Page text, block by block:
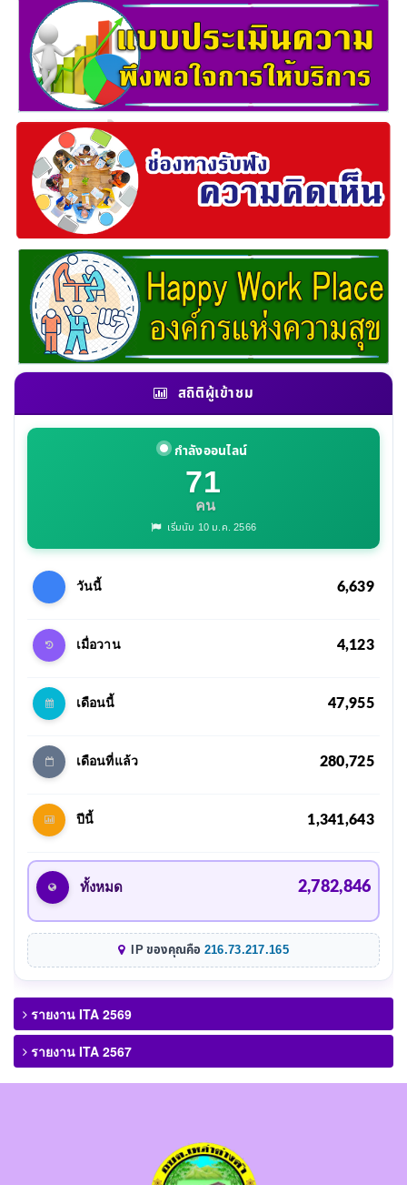
สถิติผู้เข้าชม
กำลังออนไลน์
71
คน
เริ่มนับ 10 ม.ค. 2566
วันนี้ 6,639
เมื่อวาน 4,123
เดือนนี้ 47,955
เดือนที่แล้ว 280,725
ปีนี้ 1,341,643
ทั้งหมด 2,782,846
IP ของคุณคือ 216.73.217.165
รายงาน ITA 2569
รายงาน ITA 2567